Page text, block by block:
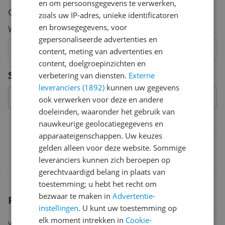
Specificaties
Belangrijkste kenmerken
4009317540403
Productomschrijving
Cijfer
Welk cijfer geef jij dit product?
7
6
5
4
3
2
Vraag 1 van 4
en om persoonsgegevens te verwerken,
zoals uw IP-adres, unieke identificatoren
en browsegegevens, voor
gepersonaliseerde advertenties en
content, meting van advertenties en
content, doelgroepinzichten en
verbetering van diensten. Externe
leveranciers (1892) kunnen uw gegevens
ook verwerken voor deze en andere
doeleinden, waaronder het gebruik van
nauwkeurige geolocatiegegevens en
apparaateigenschappen. Uw keuzes
gelden alleen voor deze website. Sommige
leveranciers kunnen zich beroepen op
gerechtvaardigd belang in plaats van
toestemming; u hebt het recht om
bezwaar te maken inAdvertentie-
instellingen. U kunt uw toestemming op
elk moment intrekken in Cookie-